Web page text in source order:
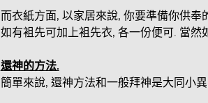
而衣紙方面, 以家居來說, 你要準備你供奉
如有袓先可加上袓先衣, 各一份便可. 當然
還神的方法.
簡單來說, 還神方法和一般拜神是大同小異